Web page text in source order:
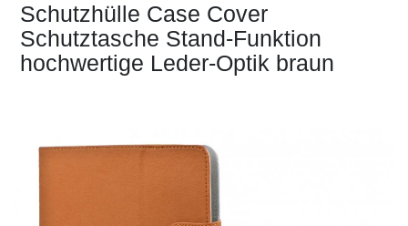
Schutzhülle Case Cover
Schutztasche Stand-Funktion
hochwertige Leder-Optik braun